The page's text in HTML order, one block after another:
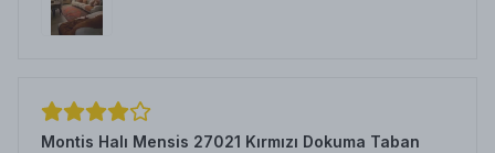
Montis Halı Mensis 27021 Kırmızı Dokuma Taban